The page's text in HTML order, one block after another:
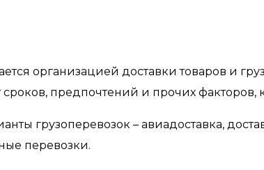
организацией доставки товаров и
сроков, предпочтений и прочих факторов,
грузоперевозок – авиадоставка,
перевозки.